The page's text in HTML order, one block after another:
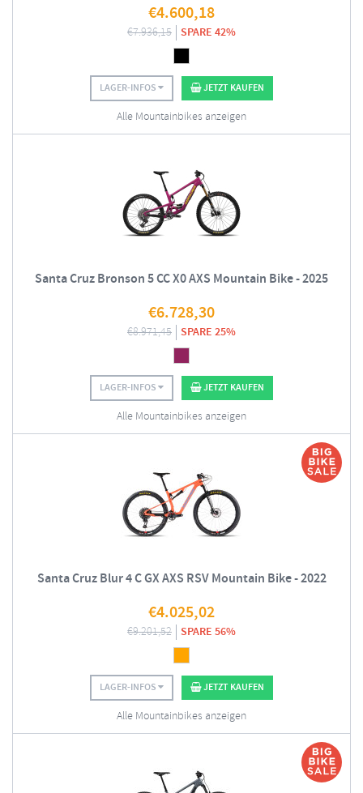
€4.600,18
€7.936,15 SPARE 42%
LAGER-INFOS JETZT KAUFEN
Alle Mountainbikes anzeigen
Santa Cruz Bronson 5 CC X0 AXS Mountain Bike - 2025
€6.728,30
€8.971,45 SPARE 25%
LAGER-INFOS JETZT KAUFEN
Alle Mountainbikes anzeigen
Santa Cruz Blur 4 C GX AXS RSV Mountain Bike - 2022
€4.025,02
€9.201,52 SPARE 56%
LAGER-INFOS JETZT KAUFEN
Alle Mountainbikes anzeigen